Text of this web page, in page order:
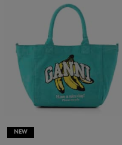
NEW